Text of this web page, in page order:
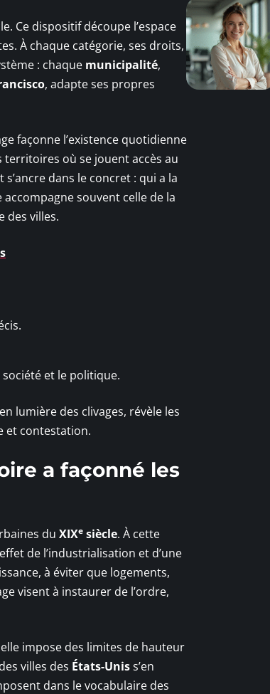
Ce dispositif découpe l’espace
À chaque catégorie, ses droits,
: chaque municipalité,
, adapte ses propres
façonne l’existence quotidienne
territoires où se jouent accès au
dans le concret : qui a la
souvent celle de la
des villes.
et le politique.
lumière des clivages, révèle les
et contestation.
a façonné les
du XIXe siècle. À cette
de l’industrialisation et d’une
à éviter que logements,
visent à instaurer de l’ordre,
impose des limites de hauteur
villes des États-Uniss’en
dans le vocabulaire des